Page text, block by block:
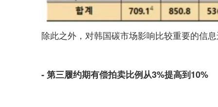
除此之外，对韩国碳市场影响比较重要的信
- 第三履约期有偿拍卖比例从3%提高到10%